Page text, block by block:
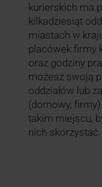
kurierskich ma
kilkadziesiąt
miastach w
placówek firmy
oraz godziny
możesz swoją
oddziałów lub
(domowy,
takim miejscu,
nich skorzystać.